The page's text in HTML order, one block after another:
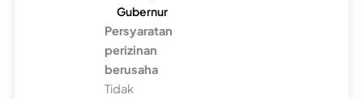
Gubernur
Persyaratan
perizinan
berusaha
Tidak